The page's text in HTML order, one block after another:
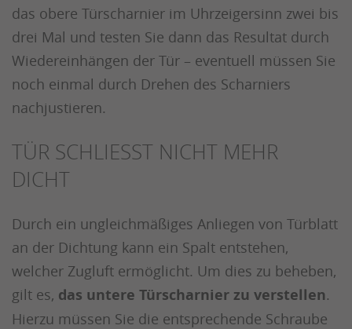
das obere Türscharnier im Uhrzeigersinn zwei bis
drei Mal und testen Sie dann das Resultat durch
Wiedereinhängen der Tür – eventuell müssen Sie
noch einmal durch Drehen des Scharniers
nachjustieren.
TÜR SCHLIESST NICHT MEHR D
ICHT
Durch ein ungleichmäßiges Anliegen von Türblatt
an der Dichtung kann ein Spalt entstehen,
welcher Zugluft ermöglicht. Um dies zu beheben,
gilt es, das untere Türscharnier zu verstellen.
Hierzu müssen Sie die entsprechende Schraube